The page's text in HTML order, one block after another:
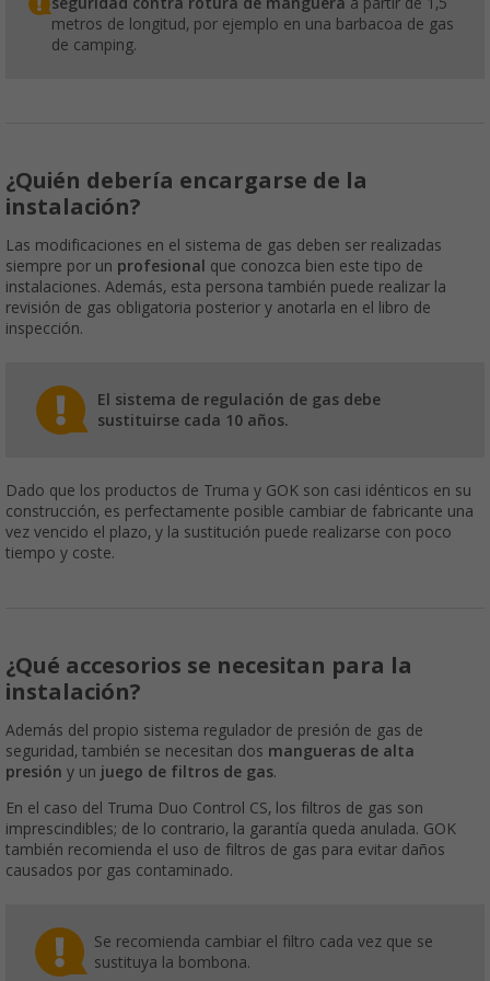
seguridad contra rotura de manguera a partir de 1,5
metros de longitud, por ejemplo en una barbacoa de gas
de camping.
¿Quién debería encargarse de la
instalación?
Las modificaciones en el sistema de gas deben ser realizadas
siempre por un profesional
que conozca bien este tipo de
instalaciones. Además, esta persona también puede realizar la
revisión de gas obligatoria posterior y anotarla en el libro de
inspección.
El sistema de regulación de gas debe
sustituirse cada 10 años.
Dado que los productos de Truma y GOK son casi idénticos en su
construcción, es perfectamente posible cambiar de fabricante una
vez vencido el plazo, y la sustitución puede realizarse con poco
tiempo y coste.
¿Qué accesorios se necesitan para la
instalación?
Además del propio sistema regulador de presión de gas de
seguridad, también se necesitan dos mangueras de alta
presión y un juego de filtros de gas.
En el caso del Truma Duo Control CS, los filtros de gas son
imprescindibles; de lo contrario, la garantía queda anulada. GOK
también recomienda el uso de filtros de gas para evitar daños
causados por gas contaminado.
Se recomienda cambiar el filtro cada vez que se
sustituya la bombona.